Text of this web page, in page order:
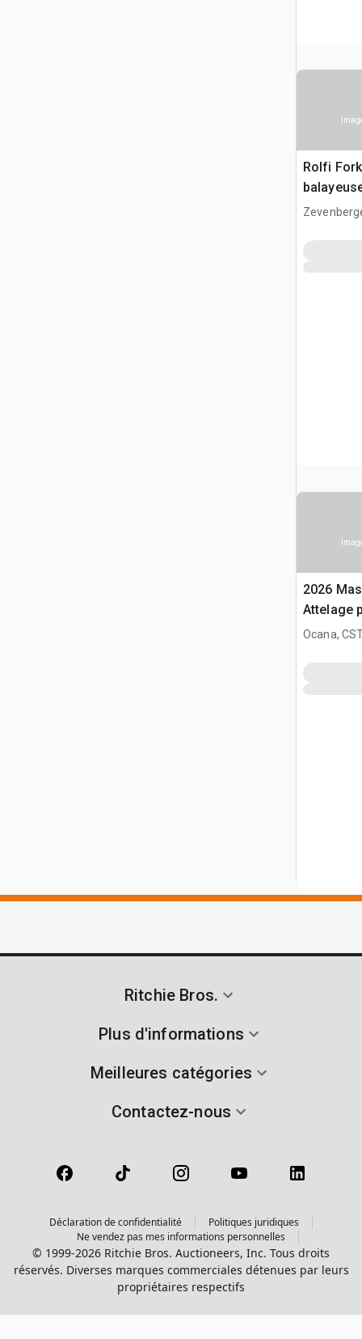
Rolfi
2026
Attelage
(Unused)
Ocana,
Ritchie Bros.
Plus d'informations
Meilleures catégories
Contactez-nous
Déclaration de confidentialité
Politiques juridiques
Ne vendez pas mes informations personnelles
© 1999-2026 Ritchie Bros. Auctioneers, Inc. Tous droits
réservés. Diverses marques commerciales détenues par leurs
propriétaires respectifs